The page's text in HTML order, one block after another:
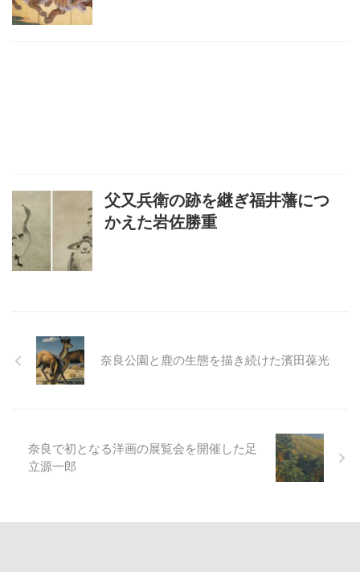
父又兵衛の跡を継ぎ福井藩につ
かえた岩佐勝重
奈良公園と鹿の生態を描き続けた濱田葆光
奈良で初となる洋画の展覧会を開催した足
立源一郎